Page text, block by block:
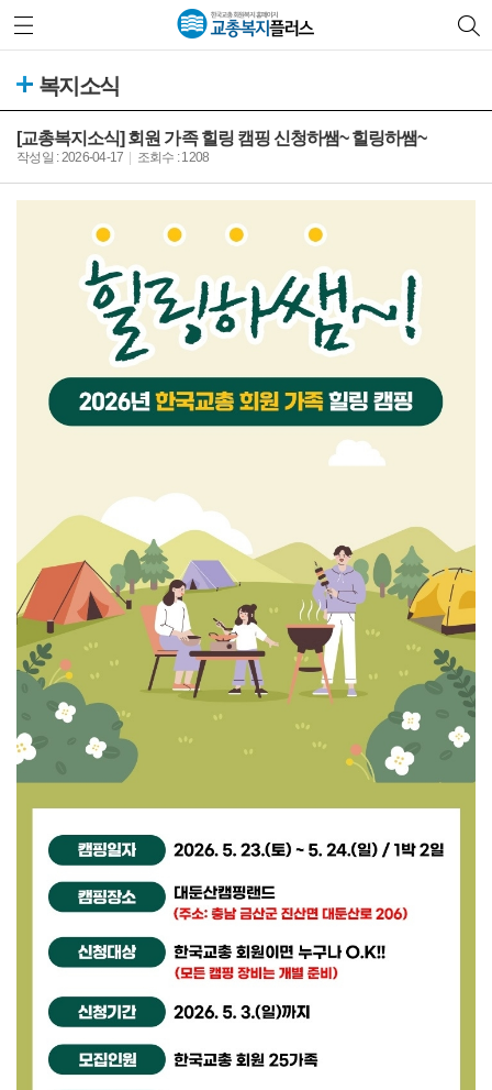
복지소식
[교총복지소식] 회원 가족 힐링 캠핑 신청하쌤~ 힐링하쌤~
작성일 : 2026-04-17 조회수 : 1208